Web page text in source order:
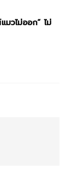
วไม่ออก” ไม่